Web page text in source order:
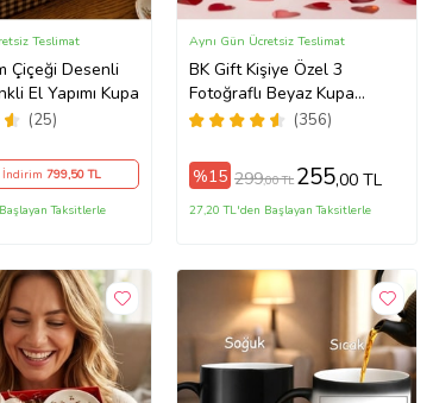
El Yapımı Kupa
(25)
Teslimat
İndirim799,50 TL
Taksitlerle
BK Gift Kişiye Özel 3
Fotoğraflı Beyaz Kupa
Bardak, Sevgiliye Hediye,
(356)
Aynı Gün Ücretsiz Teslimat
%15 299,00 TL 255,00 TL
27,20 TL'den Başlayan Taksitlerle